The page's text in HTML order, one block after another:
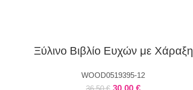
Ξύλινο Βιβλίο Ευχών με Χάραξη
WOOD0519395-12
36,50€